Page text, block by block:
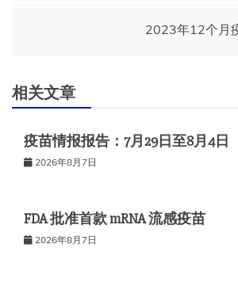
航
2023年12个月
相关文章
疫苗情报报告：7月29日至8月4日
2026年8月7日
FDA 批准首款 mRNA 流感疫苗
2026年8月7日